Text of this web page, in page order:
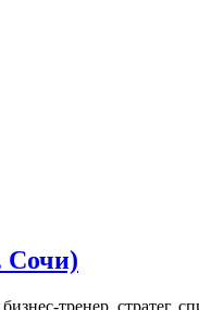
Сочи)
тренер, стратег,